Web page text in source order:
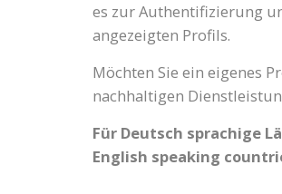
es zur Authentifizierung
angezeigten Profils.
Möchten Sie ein eigenes
nachhaltigen
Für Deutsch sprachige
English speaking